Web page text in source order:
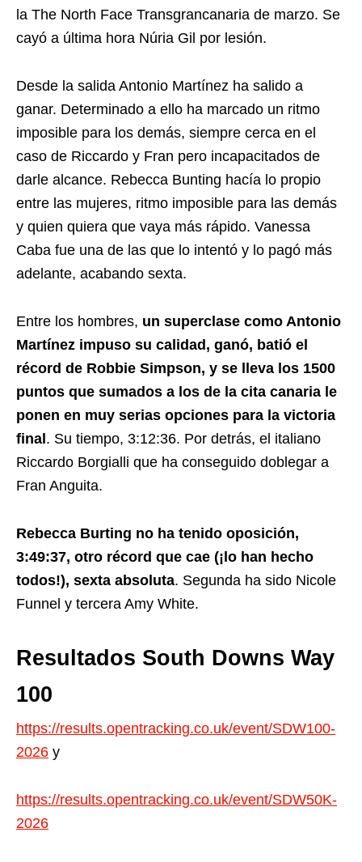
la The North Face Transgrancanaria de marzo. Se
cayó a última hora Núria Gil por lesión.
Desde la salida Antonio Martínez ha salido a
ganar. Determinado a ello ha marcado un ritmo
imposible para los demás, siempre cerca en el
caso de Riccardo y Fran pero incapacitados de
darle alcance. Rebecca Bunting hacía lo propio
entre las mujeres, ritmo imposible para las demás
y quien quiera que vaya más rápido. Vanessa
Caba fue una de las que lo intentó y lo pagó más
adelante, acabando sexta.
Entre los hombres, un superclase como Antonio
Martínez impuso su calidad, ganó, batió el
récord de Robbie Simpson, y se lleva los 1500
puntos que sumados a los de la cita canaria le
ponen en muy serias opciones para la victoria
final. Su tiempo, 3:12:36. Por detrás, el italiano
Riccardo Borgialli que ha conseguido doblegar a
Fran Anguita.
Rebecca Burting no ha tenido oposición,
3:49:37, otro récord que cae (¡lo han hecho
todos!), sexta absoluta. Segunda ha sido Nicole
Funnel y tercera Amy White.
Resultados South Downs Way
100
https://results.opentracking.co.uk/event/SDW100-
2026 y
https://results.opentracking.co.uk/event/SDW50K-
2026